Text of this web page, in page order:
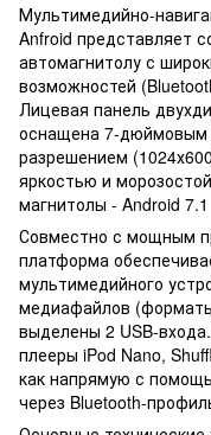
Мультимедийно-
Anfroid представляет
автомагнитолу с
возможностей
Лицевая панель
оснащена 7-дюймовым
разрешением
яркостью и
магнитолы - Android 7.1
Совместно с мощным
платформа
мультимедийного
медиафайлов
выделены 2 USB-
плееры iPod Nano,
как напрямую с
через Bluetooth-